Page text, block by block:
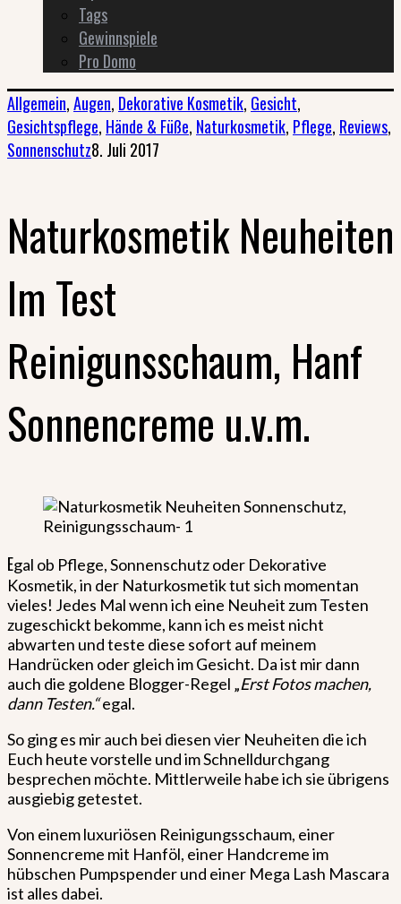
Tags
Gewinnspiele
Pro Domo
Allgemein,Augen, Dekorative Kosmetik, Gesicht,
Gesichtspflege, Hände & Füße, Naturkosmetik, Pflege, Reviews,
Sonnenschutz8. Juli 2017
Naturkosmetik Neuheiten
Im Test
Reinigunsschaum, Hanf
Sonnencreme u.v.m.
Egal ob Pflege, Sonnenschutz oder Dekorative
Kosmetik, in der Naturkosmetik tut sich momentan
vieles! Jedes Mal wenn ich eine Neuheit zum Testen
zugeschickt bekomme, kann ich es meist nicht
abwarten und teste diese sofort auf meinem
Handrücken oder gleich im Gesicht. Da ist mir dann
auch die goldene Blogger-Regel „Erst Fotos machen,
dann Testen.“egal.
So ging es mir auch bei diesen vier Neuheiten die ich
Euch heute vorstelle und im Schnelldurchgang
besprechen möchte. Mittlerweile habe ich sie übrigens
ausgiebig getestet.
Von einem luxuriösen Reinigungsschaum, einer
Sonnencreme mit Hanföl, einer Handcreme im
hübschen Pumpspender und einer Mega Lash Mascara
ist alles dabei.